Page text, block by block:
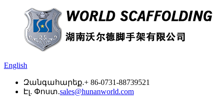
English
Զանգահարեք.+ 86-0731-88739521
Էլ. Փոստ.sales@hunanworld.com